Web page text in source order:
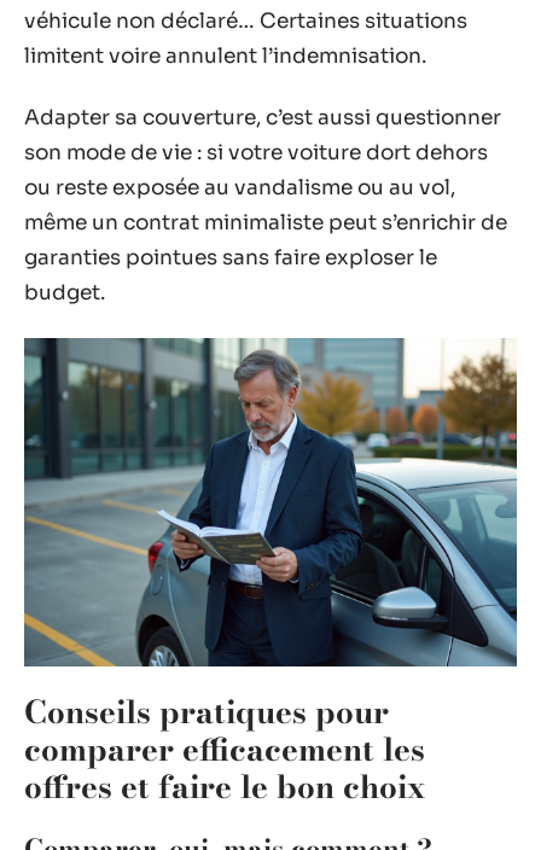
véhicule non déclaré… Certaines situations
limitent voire annulent l’indemnisation.
Adapter sa couverture, c’est aussi questionner
son mode de vie : si votre voiture dort dehors
ou reste exposée au vandalisme ou au vol,
même un contrat minimaliste peut s’enrichir de
garanties pointues sans faire exploser le
budget.
Conseils pratiques pour
comparer efficacement les
offres et faire le bon choix